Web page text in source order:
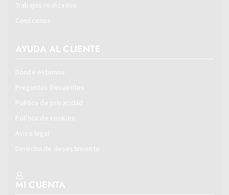
Trabajos realizados
Conócenos
AYUDA AL CLIENTE
Dónde estamos
Preguntas frecuentes
Política de privacidad
Política de cookies
Aviso legal
Derecho de desestimiento
MI CUENTA